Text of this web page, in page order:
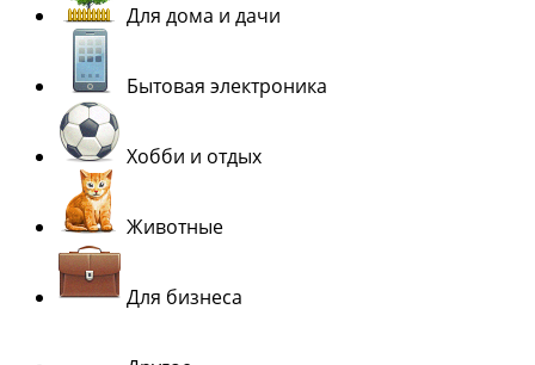
Для дома и дачи
Бытовая электроника
Хобби и отдых
Животные
Для бизнеса